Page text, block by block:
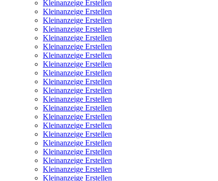
Kleinanzeige Erstellen
Kleinanzeige Erstellen
Kleinanzeige Erstellen
Kleinanzeige Erstellen
Kleinanzeige Erstellen
Kleinanzeige Erstellen
Kleinanzeige Erstellen
Kleinanzeige Erstellen
Kleinanzeige Erstellen
Kleinanzeige Erstellen
Kleinanzeige Erstellen
Kleinanzeige Erstellen
Kleinanzeige Erstellen
Kleinanzeige Erstellen
Kleinanzeige Erstellen
Kleinanzeige Erstellen
Kleinanzeige Erstellen
Kleinanzeige Erstellen
Kleinanzeige Erstellen
Kleinanzeige Erstellen
Kleinanzeige Erstellen